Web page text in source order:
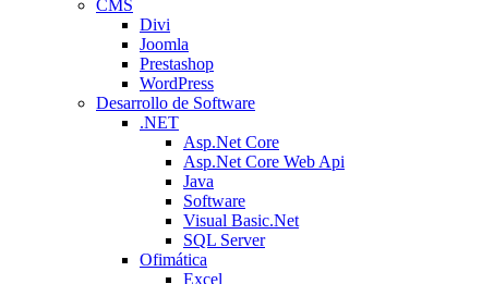
CMS
Divi
Joomla
Prestashop
WordPress
Desarrollo de Software
.NET
Asp.Net Core
Asp.Net Core Web Api
Java
Software
Visual Basic.Net
SQL Server
Ofimática
Excel